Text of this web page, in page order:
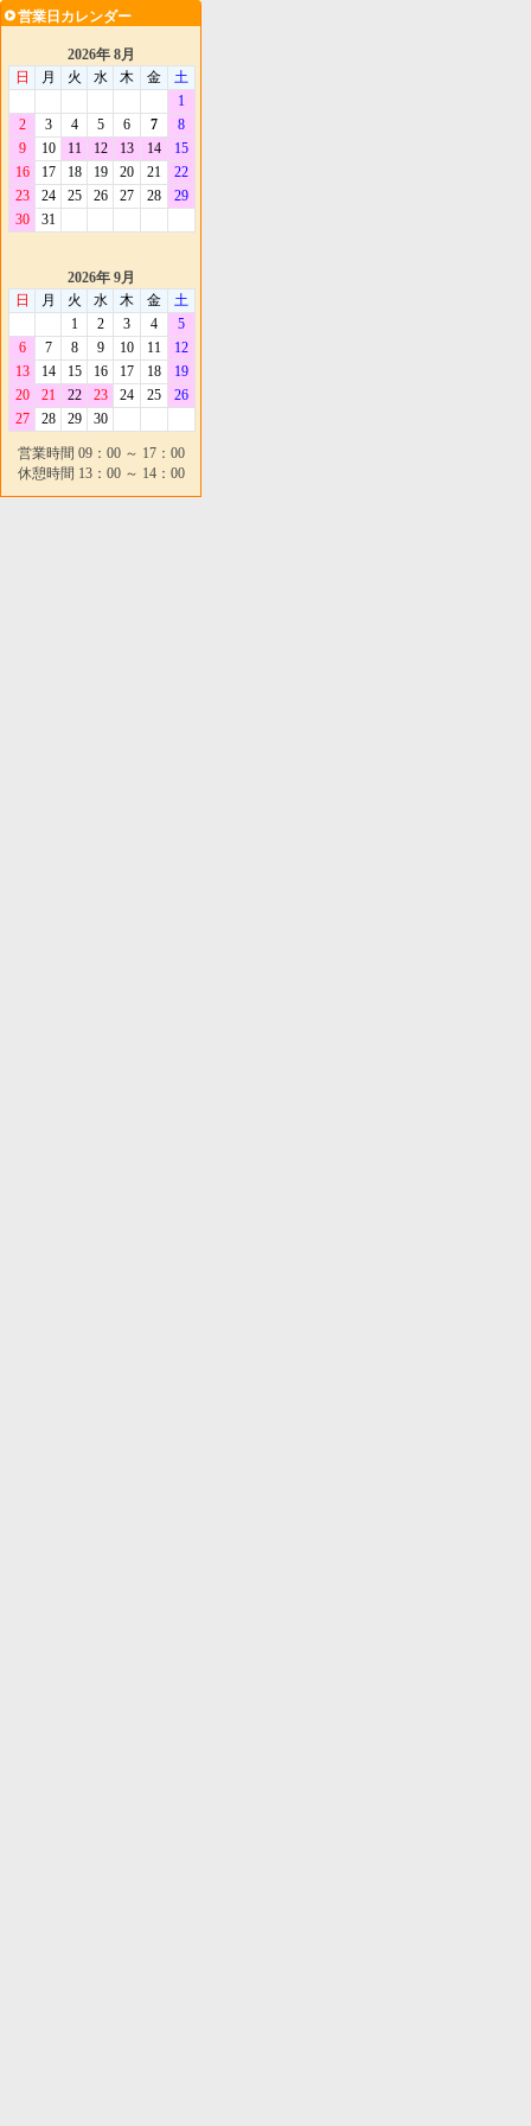
営業日カレンダー
2026年 8月
日
月 火 水 木 金
土
1
2
3 4 5 6 7
8
9
10 11 12 13 14
15
16
17 18 19 20 21
22
23
24 25 26 27 28
29
30
31
2026年 9月
日
月 火 水 木 金
土
1
2 3 4
5
6
7 8 9 10 11
12
13
14 15 16 17 18
19
20
21 22 23 24 25
26
27
28 29 30
営業時間 09：00 ～ 17：00
休憩時間 13：00 ～ 14：00